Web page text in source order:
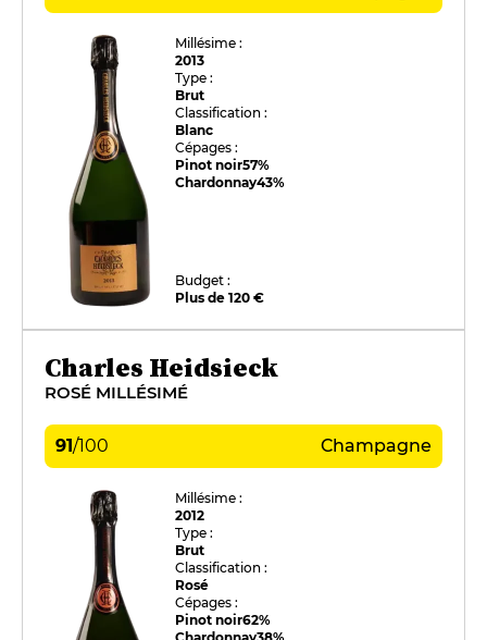
Millésime :
2013
Type :
Brut
Classification :
Blanc
Cépages :
Pinot noir57%
Chardonnay43%
Budget :
Plus de 120 €
Charles Heidsieck
ROSÉ MILLÉSIMÉ
91/100 Champagne
Millésime :
2012
Type :
Brut
Classification :
Rosé
Cépages :
Pinot noir62%